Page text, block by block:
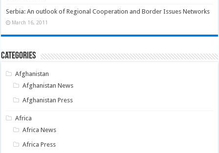
Serbia: An outlook of Regional Cooperation and Border Issues Networks
March 16, 2011
Categories
Afghanistan
Afghanistan News
Afghanistan Press
Africa
Africa News
Africa Press